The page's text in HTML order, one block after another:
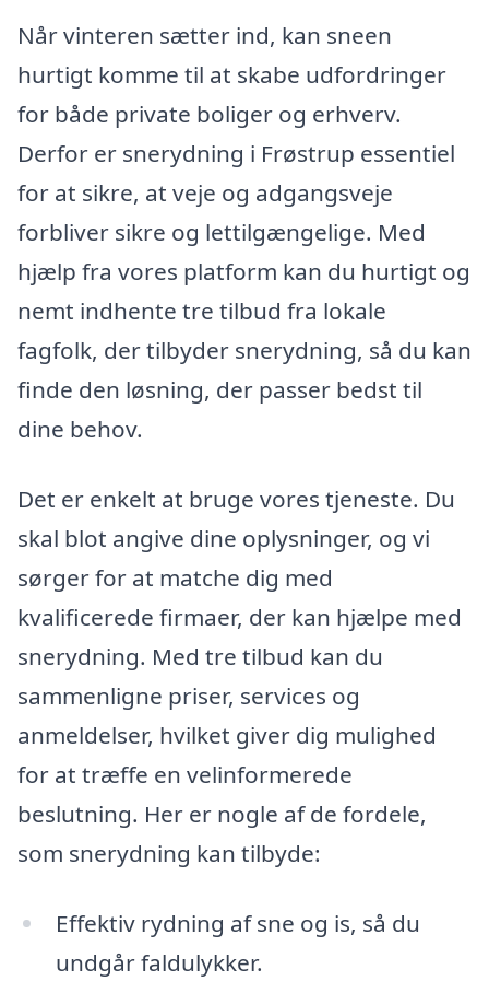
Når vinteren sætter ind, kan sneen
hurtigt komme til at skabe udfordringer
for både private boliger og erhverv.
Derfor er snerydning i Frøstrup essentiel
for at sikre, at veje og adgangsveje
forbliver sikre og lettilgængelige. Med
hjælp fra vores platform kan du hurtigt og
nemt indhente tre tilbud fra lokale
fagfolk, der tilbyder snerydning, så du kan
finde den løsning, der passer bedst til
dine behov.
Det er enkelt at bruge vores tjeneste. Du
skal blot angive dine oplysninger, og vi
sørger for at matche dig med
kvalificerede firmaer, der kan hjælpe med
snerydning. Med tre tilbud kan du
sammenligne priser, services og
anmeldelser, hvilket giver dig mulighed
for at træffe en velinformerede
beslutning. Her er nogle af de fordele,
som snerydning kan tilbyde:
Effektiv rydning af sne og is, så du
undgår faldulykker.